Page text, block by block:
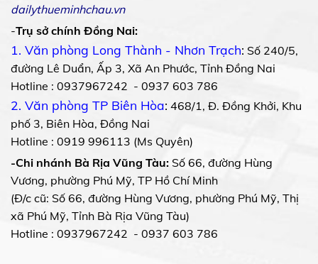
dailythueminhchau.vn
-Trụ sở chính Đồng Nai:
1. Văn phòng Long Thành - Nhơn Trạch: Số 240/5,
đường Lê Duẩn, Ấp 3, Xã An Phước, Tỉnh Đồng Nai
Hotline : 0937967242 - 0937 603 786
2. Văn phòng TP Biên Hòa: 468/1, Đ. Đồng Khởi, Khu
phố 3, Biên Hòa, Đồng Nai
Hotline : 0919 996113 (Ms Quyên)
-Chi nhánh Bà Rịa Vũng Tàu: Số 66, đường Hùng
Vương, phường Phú Mỹ, TP Hồ Chí Minh
(Đ/c cũ: Số 66, đường Hùng Vương, phường Phú Mỹ, Thị
xã Phú Mỹ, Tỉnh Bà Rịa Vũng Tàu)
Hotline : 0937967242 - 0937 603 786